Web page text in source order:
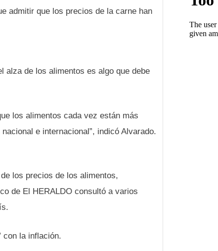
admitir que los precios de la carne han
alza de los alimentos es algo que debe
los alimentos cada vez están más
e internacional”, indicó Alvarado.
los precios de los alimentos,
de El HERALDO consultó a varios
con la inflación.